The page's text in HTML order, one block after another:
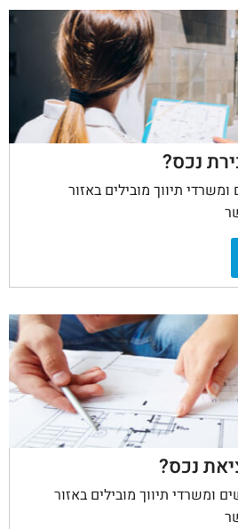
נכס?
תיווך מובילים באזור
נכס?
ומשרדי תיווך מובילים באזור